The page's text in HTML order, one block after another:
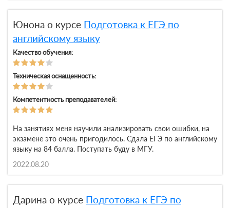
Юнона о курсе Подготовка к ЕГЭ по
английскому языку
Качество обучения:
Техническая оснащенность:
Компетентность преподавателей:
На занятиях меня научили анализировать свои ошибки, на
экзамене это очень пригодилось. Сдала ЕГЭ по английскому
языку на 84 балла. Поступать буду в МГУ.
2022.08.20
Дарина о курсе Подготовка к ЕГЭ по